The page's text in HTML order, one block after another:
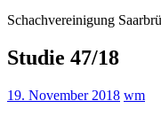
Schachvereinigung
Studie 47/18
19. November 2018 wm